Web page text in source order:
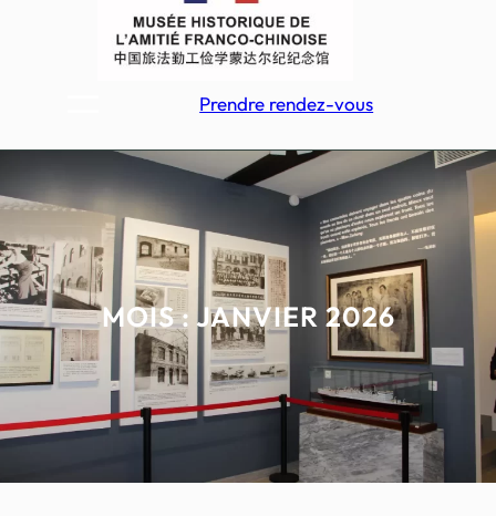
Prendre rendez-vous
MOIS : JANVIER 2026